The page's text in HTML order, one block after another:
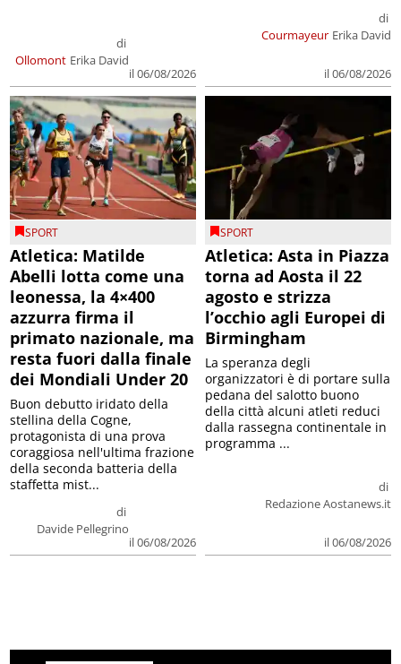
Ollomont
di
Erika David
il 06/08/2026
Courmayeur
di
Erika David
il 06/08/2026
SPORT
Atletica: Matilde
Abelli lotta come una
leonessa, la 4×400
azzurra firma il
primato nazionale, ma
resta fuori dalla finale
dei Mondiali Under 20
di
Davide Pellegrino
il 06/08/2026
Buon debutto iridato della
stellina della Cogne,
protagonista di una prova
coraggiosa nell'ultima frazione
della seconda batteria della
staffetta mist...
SPORT
Atletica: Asta in Piazza
torna ad Aosta il 22
agosto e strizza
l’occhio agli Europei di
Birmingham
di
Redazione Aostanews.it
il 06/08/2026
La speranza degli
organizzatori è di portare sulla
pedana del salotto buono
della città alcuni atleti reduci
dalla rassegna continentale in
programma ...